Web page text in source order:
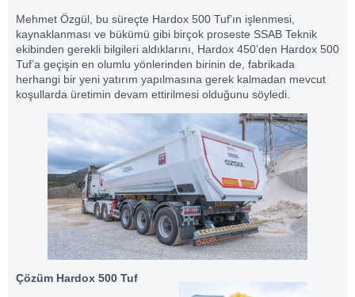
Mehmet Özgül, bu süreçte Hardox 500 Tuf’ın işlenmesi,
kaynaklanması ve bükümü gibi birçok proseste SSAB Teknik
ekibinden gerekli bilgileri aldıklarını, Hardox 450’den Hardox 500
Tuf’a geçişin en olumlu yönlerinden birinin de, fabrikada
herhangi bir yeni yatırım yapılmasına gerek kalmadan mevcut
koşullarda üretimin devam ettirilmesi olduğunu söyledi.
Çözüm Hardox 500 Tuf